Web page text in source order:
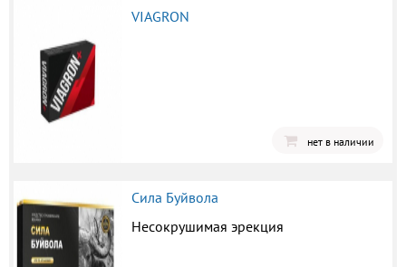
VIAGRON
нет в наличии
Сила Буйвола
Несокрушимая эрекция